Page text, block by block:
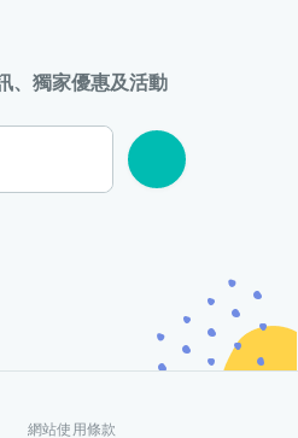
、獨家優惠及活動
網站使用條款